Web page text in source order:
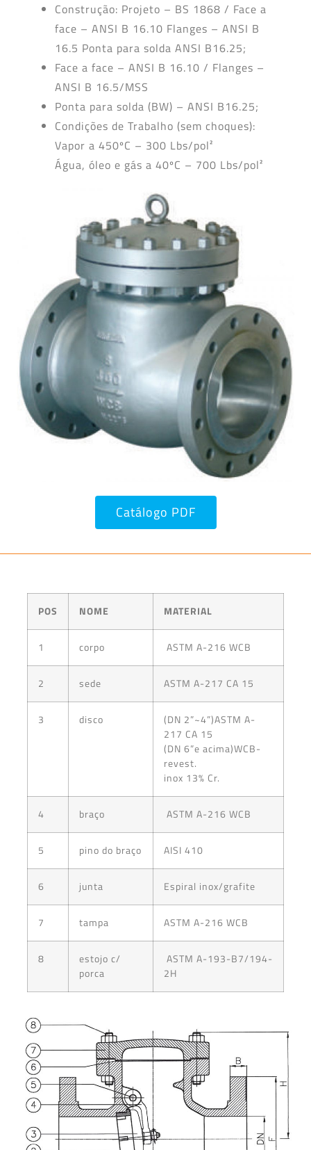
Construção: Projeto – BS 1868 / Face a
face – ANSI B 16.10 Flanges – ANSI B
16.5 Ponta para solda ANSI B16.25;
Face a face – ANSI B 16.10 / Flanges –
ANSI B 16.5/MSS
Ponta para solda (BW) – ANSI B16.25;
Condições de Trabalho (sem choques):
Vapor a 450ºC – 300 Lbs/pol²
Água, óleo e gás a 40ºC – 700 Lbs/pol²
Catálogo PDF
POS NOME MATERIAL
1 corpo ASTM A-216 WCB
2 sede ASTM A-217 CA 15
3 disco
(DN 2”~4”)ASTM A-
217 CA 15
(DN 6”e acima)WCB-
revest.
inox 13% Cr.
4 braço ASTM A-216 WCB
5 pino do braço AISI 410
6 junta Espiral inox/grafite
7 tampa ASTM A-216 WCB
8
estojo c/
porca
ASTM A-193-B7/194-
2H